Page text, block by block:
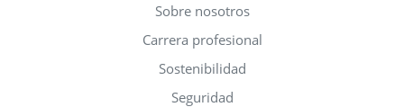
Sobre nosotros
Carrera profesional
Sostenibilidad
Seguridad